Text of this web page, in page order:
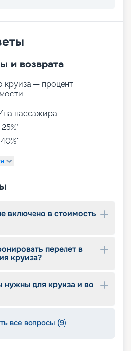
и возврата
круиза — процент
пассажира
включено в стоимость
перелет в
круиза?
нужны для круиза и во
все вопросы (9)